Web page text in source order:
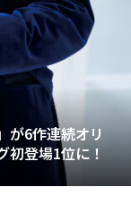
が6作連続オリ
初登場1位に！